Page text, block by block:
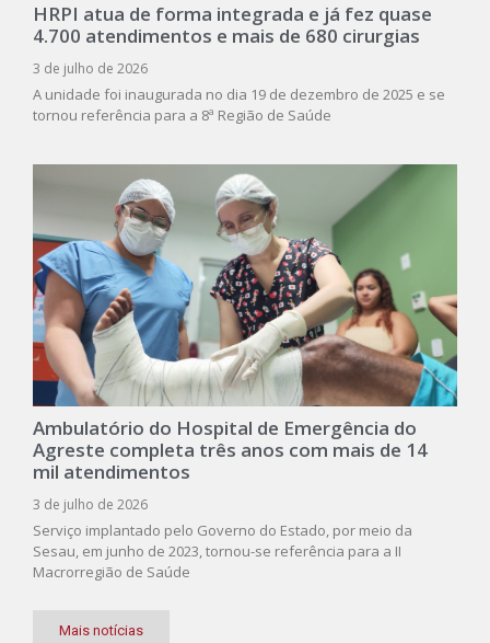
HRPI atua de forma integrada e já fez quase
4.700 atendimentos e mais de 680 cirurgias
3 de julho de 2026
A unidade foi inaugurada no dia 19 de dezembro de 2025 e se
tornou referência para a 8ª Região de Saúde
Ambulatório do Hospital de Emergência do
Agreste completa três anos com mais de 14
mil atendimentos
3 de julho de 2026
Serviço implantado pelo Governo do Estado, por meio da
Sesau, em junho de 2023, tornou-se referência para a II
Macrorregião de Saúde
Mais notícias